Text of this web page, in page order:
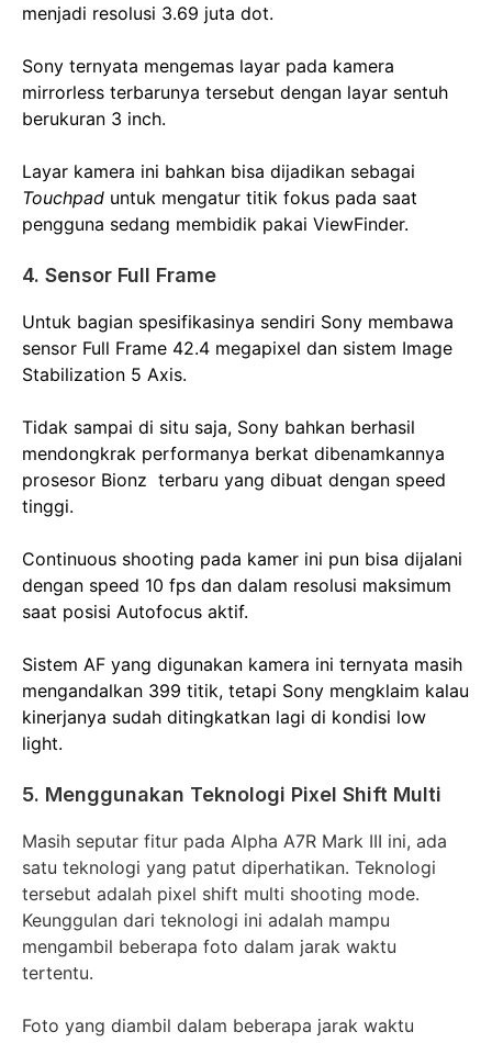
menjadi resolusi 3.69 juta dot.
Sony ternyata mengemas layar pada kamera
mirrorless terbarunya tersebut dengan layar sentuh
berukuran 3 inch.
Layar kamera ini bahkan bisa dijadikan sebagai
Touchpad untuk mengatur titik fokus pada saat
pengguna sedang membidik pakai ViewFinder.
4. Sensor Full Frame
Untuk bagian spesifikasinya sendiri Sony membawa
sensor Full Frame 42.4 megapixel dan sistem Image
Stabilization 5 Axis.
Tidak sampai di situ saja, Sony bahkan berhasil
mendongkrak performanya berkat dibenamkannya
prosesor Bionz terbaru yang dibuat dengan speed
tinggi.
Continuous shooting pada kamer ini pun bisa dijalani
dengan speed 10 fps dan dalam resolusi maksimum
saat posisi Autofocus aktif.
Sistem AF yang digunakan kamera ini ternyata masih
mengandalkan 399 titik, tetapi Sony mengklaim kalau
kinerjanya sudah ditingkatkan lagi di kondisi low
light.
5. Menggunakan Teknologi Pixel Shift Multi
Masih seputar fitur pada Alpha A7R Mark III ini, ada
satu teknologi yang patut diperhatikan. Teknologi
tersebut adalah pixel shift multi shooting mode.
Keunggulan dari teknologi ini adalah mampu
mengambil beberapa foto dalam jarak waktu
tertentu.
Foto yang diambil dalam beberapa jarak waktu